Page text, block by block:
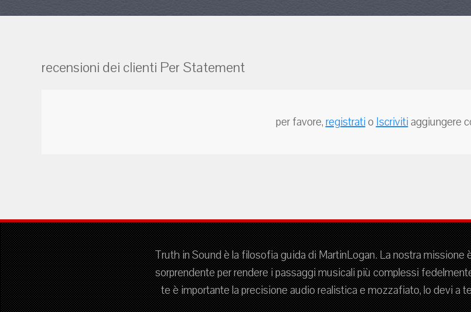
recensioni dei clienti Per Statement
per favore,registratio Iscrivitiaggiungere
Truth in Sound è la filosofia guida di MartinLogan. La nostra missione
sorprendente per rendere i passaggi musicali più complessi
te è importante la precisione audio realistica e mozzafiato, lo devi a